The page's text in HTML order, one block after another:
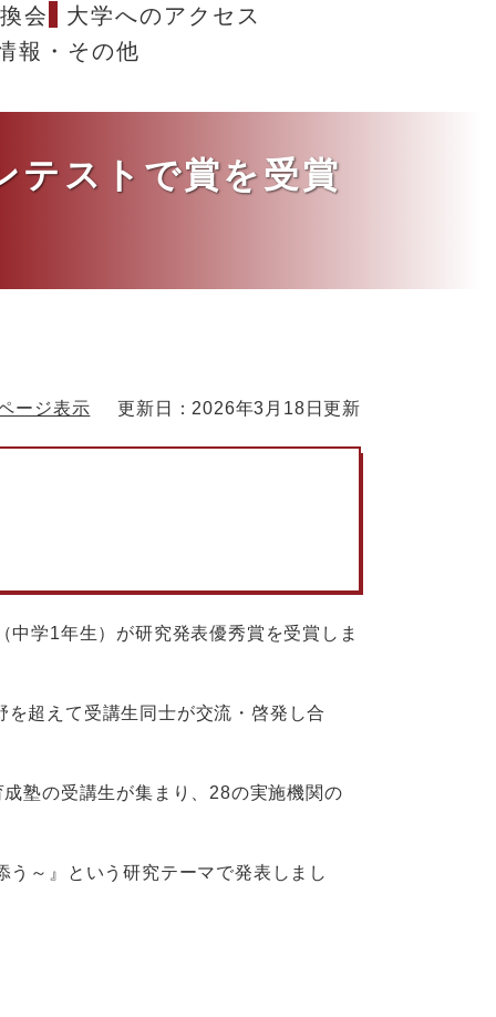
会
大学へのアクセス
報・その他
テストで賞を受賞
ージ表示 更新日：2026年3月18日更新
学1年生）が研究発表優秀賞を受賞しま
超えて受講生同士が交流・啓発し合
塾の受講生が集まり、28の実施機関の
う～』という研究テーマで発表しまし